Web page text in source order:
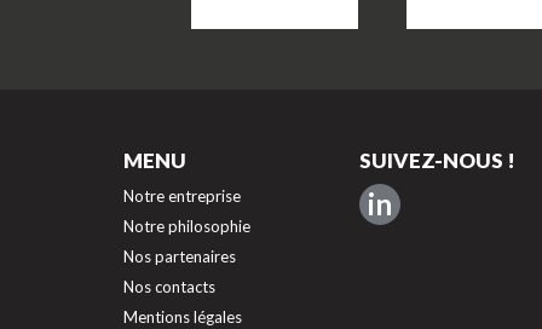
MENU
Notre entreprise
Notre philosophie
Nos partenaires
Nos contacts
Mentions légales
SUIVEZ-NOUS !
in